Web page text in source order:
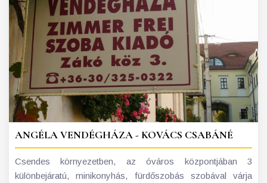
ANGÉLA VENDÉGHÁZA - KOVÁCS CSABÁNÉ
Csendes környezetben, az óváros központjában 3
különbejáratú, minikonyhás, fürdőszobás szobával várja